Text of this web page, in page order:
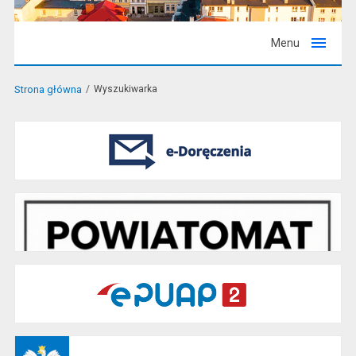
Menu
Strona główna Wyszukiwarka